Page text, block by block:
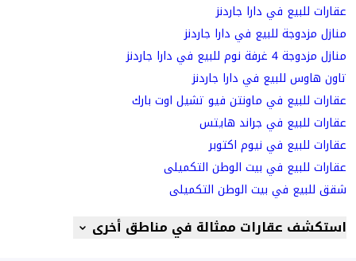
عقارات للبيع في دارا جاردنز
منازل مزدوجة للبيع في دارا جاردنز
منازل مزدوجة 4 غرفة نوم للبيع في دارا جاردنز
تاون هاوس للبيع في دارا جاردنز
عقارات للبيع في ماونتن فيو تشيل اوت بارك
عقارات للبيع في جراند هايتس
عقارات للبيع في نيوم اكتوبر
عقارات للبيع في بيت الوطن التكميلى
شقق للبيع في بيت الوطن التكميلى
استكشف عقارات ممثالة في مناطق أخرى